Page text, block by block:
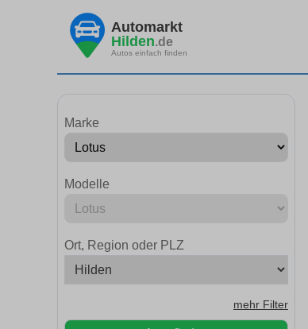
Automarkt
Hilden.de
Autos einfach finden
Marke
Modelle
Ort, Region oder PLZ
mehr Filter